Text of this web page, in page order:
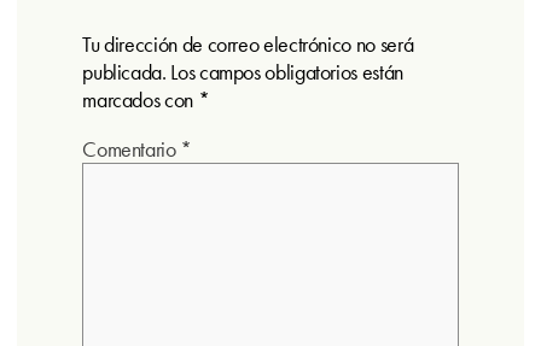
Tu dirección de correo electrónico no será
publicada. Los campos obligatorios están
marcados con *
Comentario *